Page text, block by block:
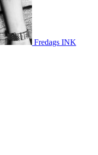
Fredags INK